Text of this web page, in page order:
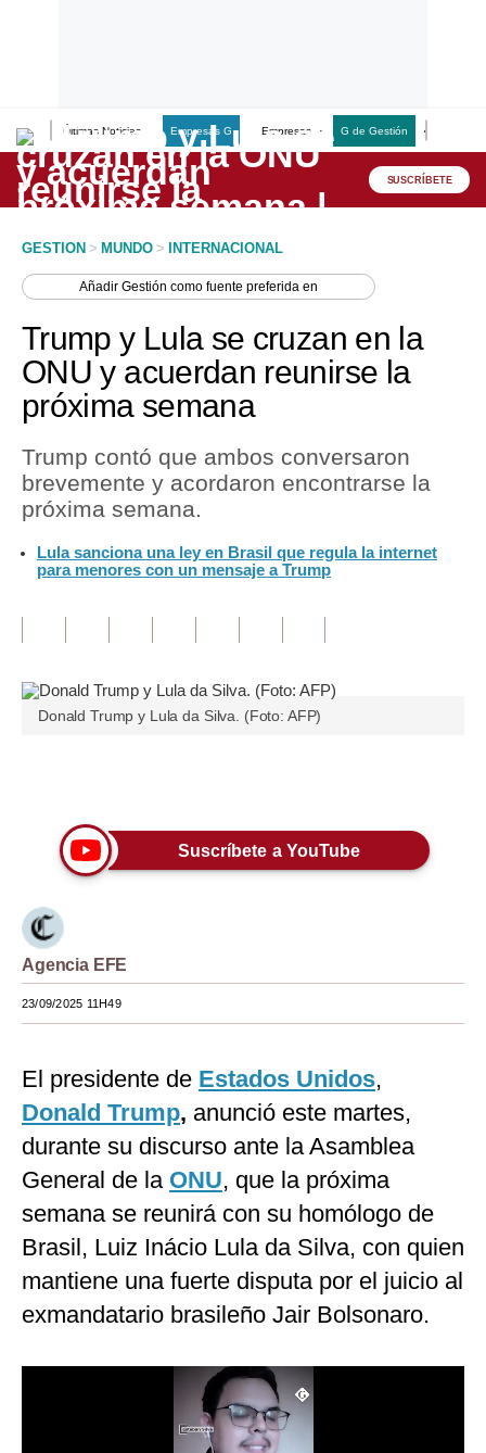
Últimas Noticias Empresas G Empresas G de Gestión
Lo último
Peru Quiosco
Economía
Mercados
Política
Tu Dinero
Finanzas Personales
Inmobiliarias
Opinión
Tendencias
Lujo
Viajes
Moda
Mundo
EEUU
México
España
Tecnología
SUSCRÍBETE
GESTION > MUNDO > INTERNACIONAL
AñadirGestión como fuente preferida en
Trump y Lula se cruzan en la
ONU y acuerdan reunirse la
próxima semana
Trump contó que ambos conversaron
brevemente y acordaron encontrarse la
próxima semana.
Lula sanciona una ley en Brasil que regula la internet
para menores con un mensaje a Trump
Donald Trump y Lula da Silva. (Foto: AFP)
Suscríbete a YouTube
Agencia EFE
23/09/2025 11H49
El presidente de Estados Unidos,
Donald Trump, anunció este martes,
durante su discurso ante la Asamblea
General de la ONU, que la próxima
semana se reunirá con su homólogo de
Brasil, Luiz Inácio Lula da Silva, con quien
mantiene una fuerte disputa por el juicio al
exmandatario brasileño Jair Bolsonaro.